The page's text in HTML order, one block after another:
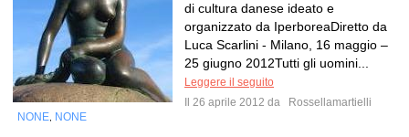
di cultura danese ideato e
organizzato da IperboreaDiretto da
Luca Scarlini - Milano, 16 maggio –
25 giugno 2012Tutti gli uomini...
Leggere il seguito
Il 26 aprile 2012 da
Rossellamartielli
NONE NONE